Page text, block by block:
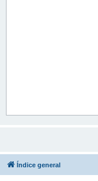
Índice general